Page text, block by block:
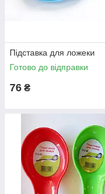
Підставка для ложеки
Готово до відправки
76 ₴